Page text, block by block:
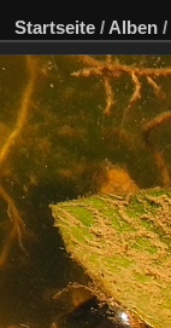
Startseite / Alben /